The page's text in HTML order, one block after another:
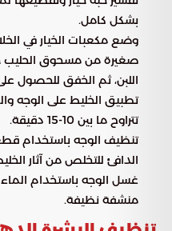
بشكل كامل.
وضع مكعبات الخيار في
صغيرة من مسحوق
اللبن، ثم الخفق للحصول
تطبيق الخليط على الوجه
تتراوح ما بين 10-15 دقيقة.
تنظيف الوجه باستخدام
الدافئ للتخلص من آثار
غسل الوجه باستخدام الماء
منشفة نظيفة.